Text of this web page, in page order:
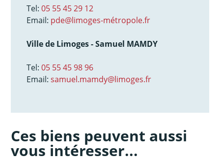
Tel:05 55 45 29 12
Email: pde@limoges-métropole.fr
Ville de Limoges - Samuel MAMDY
Tel:05 55 45 98 96
Email:samuel.mamdy@limoges.fr
Ces biens peuvent aussi
vous intéresser...